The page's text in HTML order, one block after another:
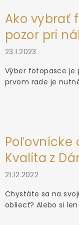
Ako vybrať
pozor pri
23.1.2023
Výber fotopasce je
prvom rade je
Poľovnícke
Kvalita z
21.12.2022
Chystáte sa na
obliecť? Alebo si